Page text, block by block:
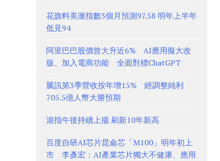
花旗料美滙指數3個月預測97.58 明年上半年
低見94
阿里巴巴股價曾大升近6% AI應用擬大改
版、加入電商功能 全面對標ChatGPT
騰訊第3季營收按年增15% 經調整純利
705.5億人幣大勝預期
滬指午後持續上揚 刷新10年新高
百度自研AI芯片昆侖芯「M100」明年初上
市 李彥宏：AI產業芯片獨大不健康、應用